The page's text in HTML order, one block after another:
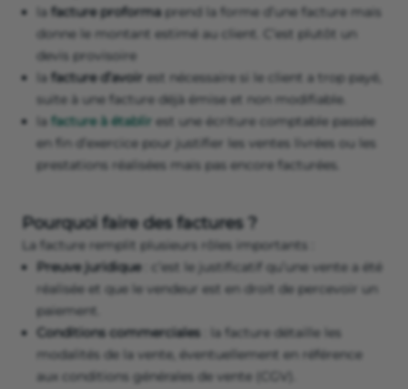
la facture proformaprend la forme d’une facture mais
donne le montant estimé au client. C’est plutôt un
devis provisoire
la facture d’avoir est nécessaire si le client a trop payé,
suite à une facture déjà émise et non modifiable.
la facture à établir est une écriture comptable passée
en fin d’exercice pour justifier les ventes livrées ou les
prestations réalisées mais pas encore facturées.
Pourquoi faire des factures ?
La facture remplit plusieurs rôles importants :
Preuve juridique: c’est le justificatif qu’une vente a été
réalisée et que le vendeur est en droit de percevoir un
paiement.
Conditions commerciales
: la facture détaille les
modalités de la vente, éventuellement en référence
aux conditions générales de vente (CGV).